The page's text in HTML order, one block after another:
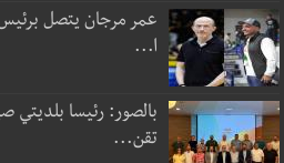
عمر مرجان يتصل برئيس
ا...
بالصور: رئيسا بلديتي
تقن...